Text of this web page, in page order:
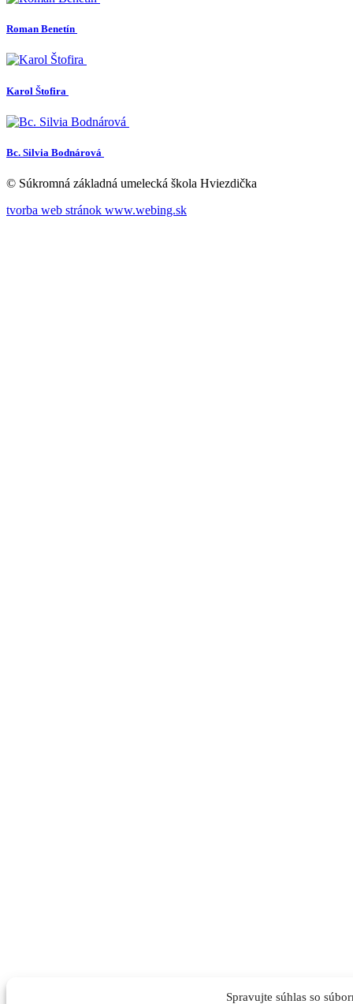
Spravujte súhlas so
Roman Benetín
Karol Štofira
Bc. Silvia Bodnárová
© Súkromná základná umelecká škola Hviezdička
tvorba web stránok www.webing.sk